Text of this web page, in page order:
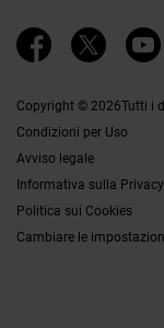
Canale Etico
Copyright © 2026Tutti i
Condizioni per Uso
Avviso legale
Informativa sulla Privacy
Politica sui Cookies
Cambiare le